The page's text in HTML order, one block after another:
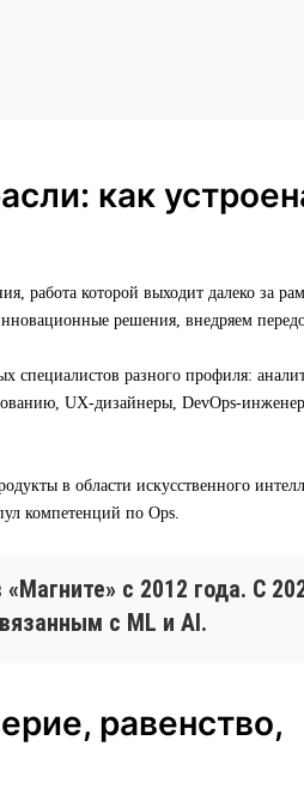
как
работа которой выходит далеко за
решения, внедряем
специалистов разного профиля:
UX-дизайнеры, DevOps-
в области искусственного
компетенций по Ops.
с 2012 года. С
с ML и AI.
равенство,